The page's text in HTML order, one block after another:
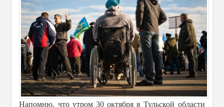
Напомню, что утром 30 октября в Тульской области